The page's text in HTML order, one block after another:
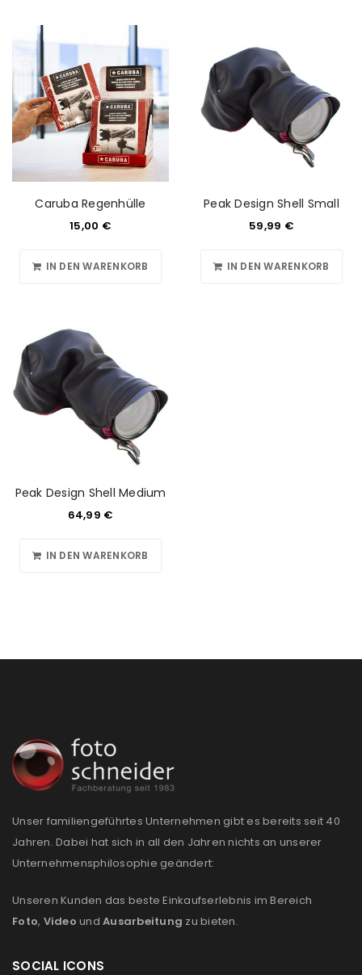
E-Mail-Adresse
Ein Link zum Erstellen eines neuen Passworts wird an
deine E-Mail-Adresse gesendet.
NEWSLETTER ABONNIEREN
Please select all the ways you would like to hear from
akzeptiere die
REGISTRIEREN
Caruba Regenhülle
15,00 €
IN DEN WARENKORB
Peak Design Shell Small
59,99 €
IN DEN WARENKORB
Peak Design Shell Medium
64,99 €
IN DEN WARENKORB
Unser familiengeführtes Unternehmen gibt es bereits seit 40
Jahren. Dabei hat sich in all den Jahren nichts an unserer
Unternehmensphilosophie geändert:
Unseren Kunden das beste Einkaufserlebnis im Bereich
Foto, Video und Ausarbeitung zu bieten.
SOCIAL ICONS